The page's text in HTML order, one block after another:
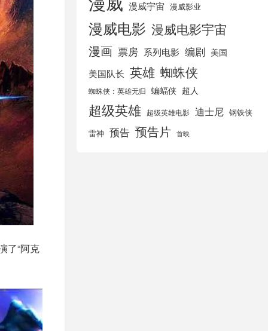
了“阿克
漫威宇宙 漫威影业
漫威电影 漫威电影宇宙
漫画 票房 系列电影 编剧 美国
美国队长 英雄 蜘蛛侠
蜘蛛侠：英雄无归 蝙蝠侠 超人
超级英雄 超级英雄电影 迪士尼 钢铁侠
雷神 预告 预告片 首映